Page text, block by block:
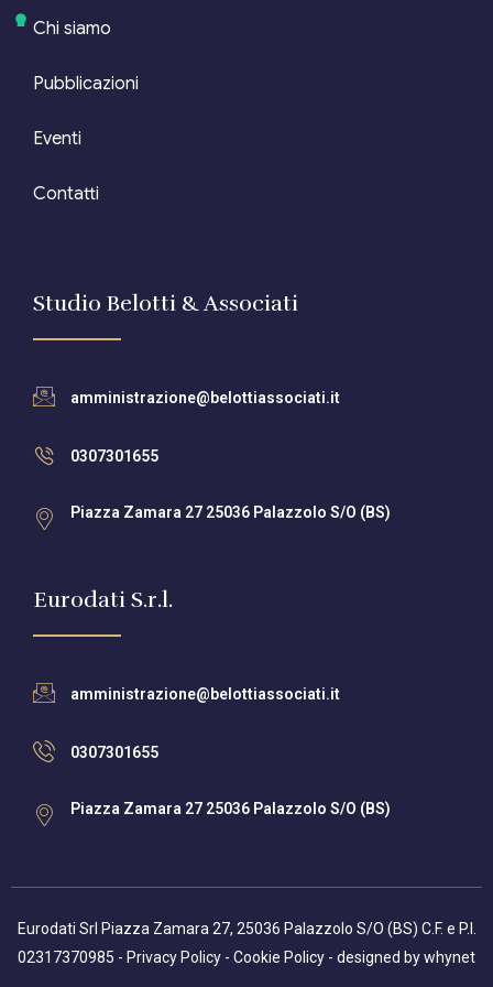
Chi siamo
Pubblicazioni
Eventi
Contatti
Studio Belotti & Associati
amministrazione@belottiassociati.it
0307301655
Piazza Zamara 27 25036 Palazzolo S/O (BS)
Eurodati S.r.l.
amministrazione@belottiassociati.it
0307301655
Piazza Zamara 27 25036 Palazzolo S/O (BS)
Eurodati Srl Piazza Zamara 27, 25036 Palazzolo S/O (BS) C.F. e P.I.
02317370985 - Privacy Policy - Cookie Policy - designed bywhynet